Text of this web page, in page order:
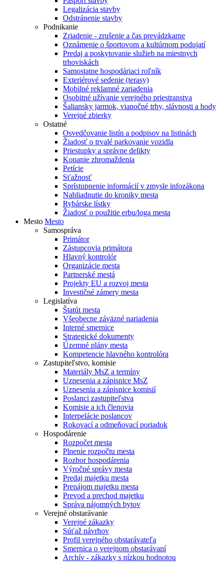
Legalizácia stavby
Odstránenie stavby
Podnikanie
Zriadenie - zrušenie a čas prevádzkarne
Oznámenie o športovom a kultúrnom podujatí
Predaj a poskytovanie služieb na miestnych
trhoviskách
Samostatne hospodáriaci roľník
Exteriérové sedenie (terasy)
Mobilné reklamné zariadenia
Osobitné užívanie verejného priestranstva
Šaliansky jarmok, vianočné trhy, slávnosti a hody
Verejné zbierky
Ostatné
Osvedčovanie listín a podpisov na listinách
Žiadosť o trvalé parkovanie vozidla
Priestupky a správne delikty
Konanie zhromaždenia
Petície
Sťažnosť
Sprístupnenie informácií v zmysle infozákona
Nahliadnutie do kroniky mesta
Rybárske lístky
Žiadosť o použitie erbu/loga mesta
Mesto Mesto
Samospráva
Primátor
Zástupcovia primátora
Hlavný kontrolór
Organizácie mesta
Partnerské mestá
Projekty EU a rozvoj mesta
Investičné zámery mesta
Legislatíva
Štatút mesta
Všeobecne záväzné nariadenia
Interné smernice
Strategické dokumenty
Územné plány mesta
Kompetencie hlavného kontrolóra
Zastupiteľstvo, komisie
Materiály MsZ a termíny
Uznesenia a zápisnice MsZ
Uznesenia a zápisnice komisií
Poslanci zastupiteľstva
Komisie a ich členovia
Interpelácie poslancov
Rokovací a odmeňovací poriadok
Hospodárenie
Rozpočet mesta
Plnenie rozpočtu mesta
Rozbor hospodárenia
Výročné správy mesta
Predaj majetku mesta
Prenájom majetku mesta
Prevod a prechod majetku
Správa nájomných bytov
Verejné obstarávanie
Verejné zákazky
Súťaž návrhov
Profil verejného obstarávateľa
Smernica o verejnom obstarávaní
Archív - zákazky s nízkou hodnotou